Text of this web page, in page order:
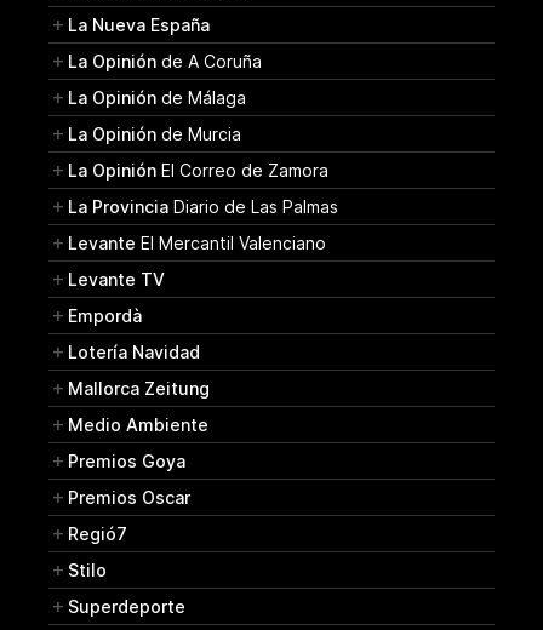
La Nueva España
La Opinión de A Coruña
La Opinión de Málaga
La Opinión de Murcia
La Opinión El Correo de Zamora
La Provincia Diario de Las Palmas
Levante El Mercantil Valenciano
Levante TV
Empordà
Lotería Navidad
Mallorca Zeitung
Medio Ambiente
Premios Goya
Premios Oscar
Regió7
Stilo
Superdeporte